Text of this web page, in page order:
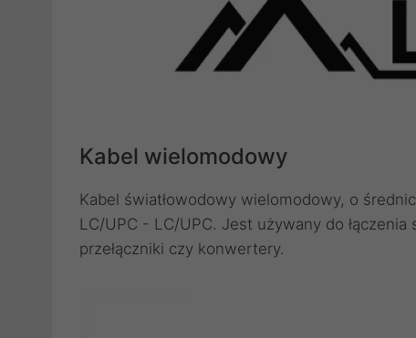
Kabel wielomodowy
Kabel światłowodowy wielomodowy, o
LC/UPC - LC/UPC. Jest używany do
przełączniki czy konwertery.